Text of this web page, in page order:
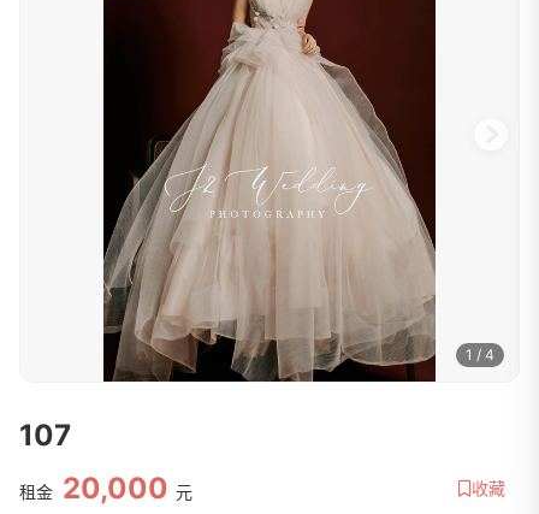
1 / 4
107
租金 20,000 元 收藏